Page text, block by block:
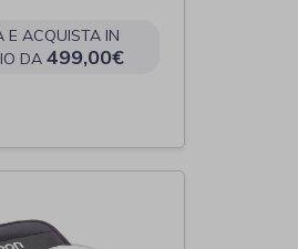
E ACQUISTA IN
DA499,00€